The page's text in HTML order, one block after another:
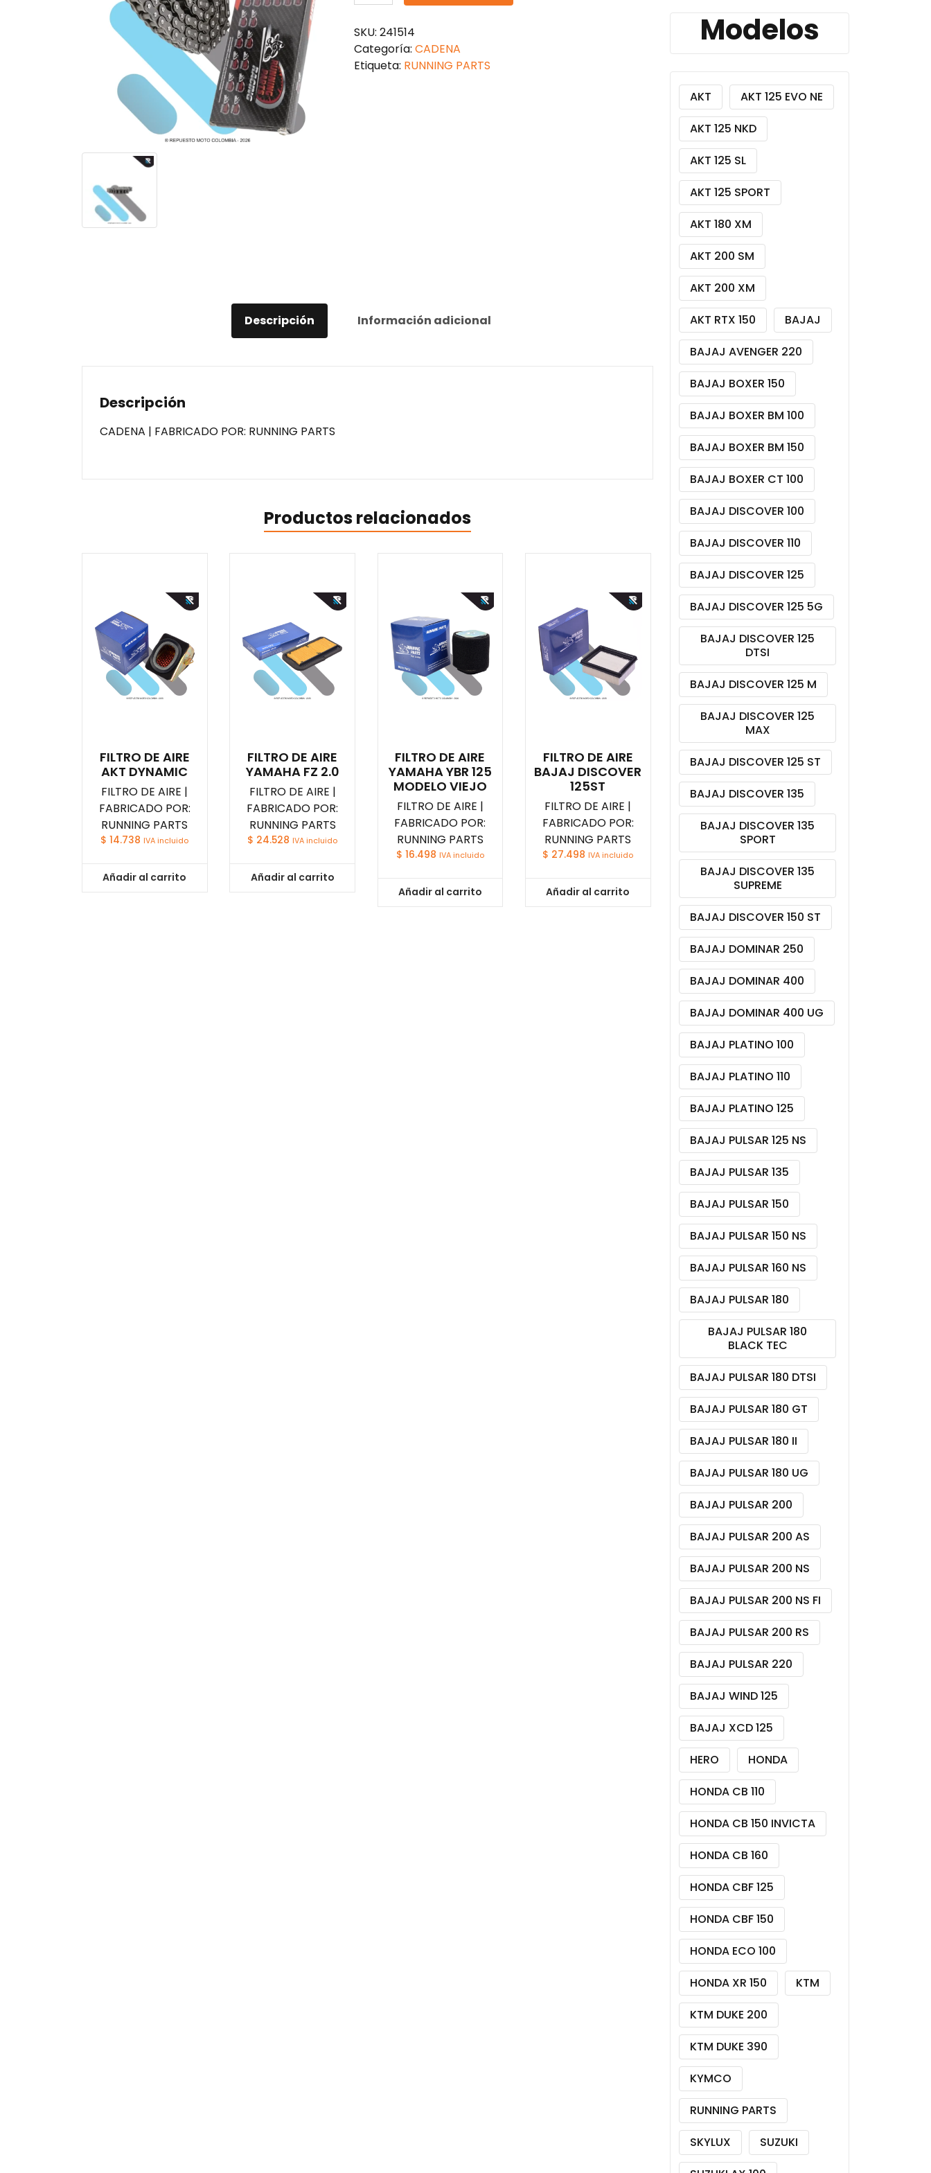
RACING
REFORZADA
428H-
SKU: 241514
Categoría: CADENA
Etiqueta: RUNNING PARTS
Descripción Información adicional
Descripción
CADENA | FABRICADO POR: RUNNING PARTS
Productos relacionados
FILTRO DE AIRE
AKT DYNAMIC
FILTRO DE AIRE |
FABRICADO POR:
RUNNING PARTS
$ 14.738 IVA incluido
Añadir al carrito
FILTRO DE AIRE
YAMAHA FZ 2.0
FILTRO DE AIRE |
FABRICADO POR:
RUNNING PARTS
$ 24.528 IVA incluido
Añadir al carrito
FILTRO DE AIRE
YAMAHA YBR 125
MODELO VIEJO
FILTRO DE AIRE |
FABRICADO POR:
RUNNING PARTS
$ 16.498 IVA incluido
Añadir al carrito
FILTRO DE AIRE
BAJAJ DISCOVER
125ST
FILTRO DE AIRE |
FABRICADO POR:
RUNNING PARTS
$ 27.498 IVA incluido
Añadir al carrito
Modelos
AKT
AKT 125 EVO NE
AKT 125 NKD
AKT 125 SL
AKT 125 SPORT
AKT 180 XM
AKT 200 SM
AKT 200 XM
AKT RTX 150
BAJAJ
BAJAJ AVENGER 220
BAJAJ BOXER 150
BAJAJ BOXER BM 100
BAJAJ BOXER BM 150
BAJAJ BOXER CT 100
BAJAJ DISCOVER 100
BAJAJ DISCOVER 110
BAJAJ DISCOVER 125
BAJAJ DISCOVER 125 5G
BAJAJ DISCOVER 125
DTSI
BAJAJ DISCOVER 125 M
BAJAJ DISCOVER 125
MAX
BAJAJ DISCOVER 125 ST
BAJAJ DISCOVER 135
BAJAJ DISCOVER 135
SPORT
BAJAJ DISCOVER 135
SUPREME
BAJAJ DISCOVER 150 ST
BAJAJ DOMINAR 250
BAJAJ DOMINAR 400
BAJAJ DOMINAR 400 UG
BAJAJ PLATINO 100
BAJAJ PLATINO 110
BAJAJ PLATINO 125
BAJAJ PULSAR 125 NS
BAJAJ PULSAR 135
BAJAJ PULSAR 150
BAJAJ PULSAR 150 NS
BAJAJ PULSAR 160 NS
BAJAJ PULSAR 180
BAJAJ PULSAR 180
BLACK TEC
BAJAJ PULSAR 180 DTSI
BAJAJ PULSAR 180 GT
BAJAJ PULSAR 180 II
BAJAJ PULSAR 180 UG
BAJAJ PULSAR 200
BAJAJ PULSAR 200 AS
BAJAJ PULSAR 200 NS
BAJAJ PULSAR 200 NS FI
BAJAJ PULSAR 200 RS
BAJAJ PULSAR 220
BAJAJ WIND 125
BAJAJ XCD 125
HERO
HONDA
HONDA CB 110
HONDA CB 150 INVICTA
HONDA CB 160
HONDA CBF 125
HONDA CBF 150
HONDA ECO 100
HONDA XR 150
KTM
KTM DUKE 200
KTM DUKE 390
KYMCO
RUNNING PARTS
SKYLUX
SUZUKI